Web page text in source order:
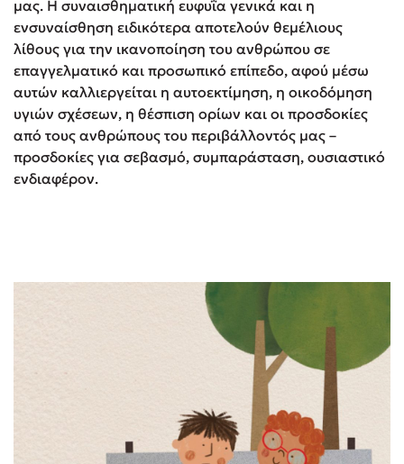
μας. Η συναισθηματική ευφυΐα γενικά και η
ενσυναίσθηση ειδικότερα αποτελούν θεμέλιους
λίθους για την ικανοποίηση του ανθρώπου σε
επαγγελματικό και προσωπικό επίπεδο, αφού μέσω
αυτών καλλιεργείται η αυτοεκτίμηση, η οικοδόμηση
υγιών σχέσεων, η θέσπιση ορίων και οι προσδοκίες
από τους ανθρώπους του περιβάλλοντός μας –
προσδοκίες για σεβασμό, συμπαράσταση, ουσιαστικό
ενδιαφέρον.